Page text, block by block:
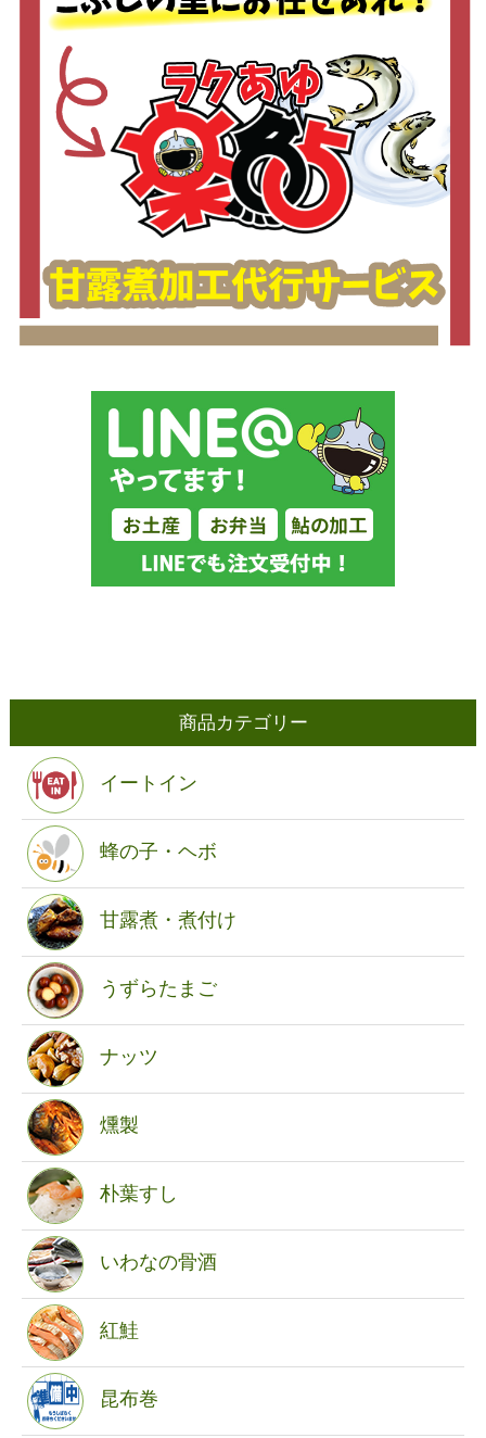
商品カテゴリー
イートイン
蜂の子・ヘボ
甘露煮・煮付け
うずらたまご
ナッツ
燻製
朴葉すし
いわなの骨酒
紅鮭
昆布巻